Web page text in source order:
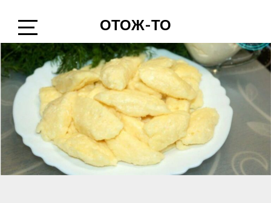
content
Open
Sidebar
ОТОЖ-ТО